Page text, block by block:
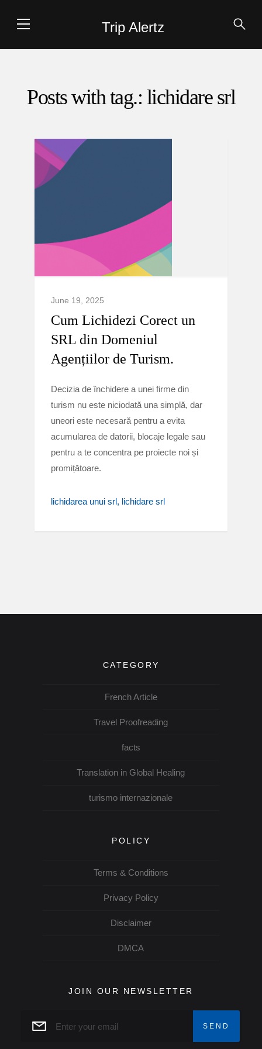
Trip Alertz
Posts with tag.: lichidare srl
June 19, 2025
Cum Lichidezi Corect un
SRL din Domeniul
Agențiilor de Turism.
Decizia de închidere a unei firme din
turism nu este niciodată una simplă, dar
uneori este necesară pentru a evita
acumularea de datorii, blocaje legale sau
pentru a te concentra pe proiecte noi și
promițătoare.
lichidarea unui srl lichidare srl
CATEGORY
French Article
Travel Proofreading
facts
Translation in Global Healing
turismo internazionale
POLICY
Terms & Conditions
Privacy Policy
Disclaimer
DMCA
JOIN OUR NEWSLETTER